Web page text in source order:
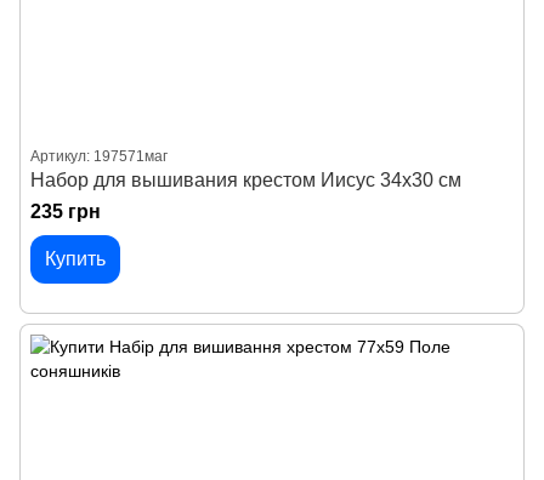
Артикул: 197571маг
Набор для вышивания крестом Иисус 34х30 см
235 грн
Купить